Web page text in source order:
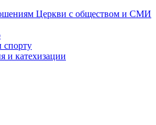
Церкви с обществом и СМИ
спорту
и катехизации